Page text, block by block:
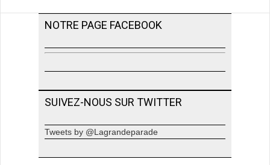
NOTRE PAGE FACEBOOK
SUIVEZ-NOUS SUR TWITTER
Tweets by @Lagrandeparade